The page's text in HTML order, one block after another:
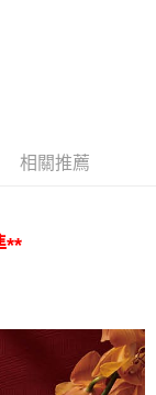
相關推薦
**